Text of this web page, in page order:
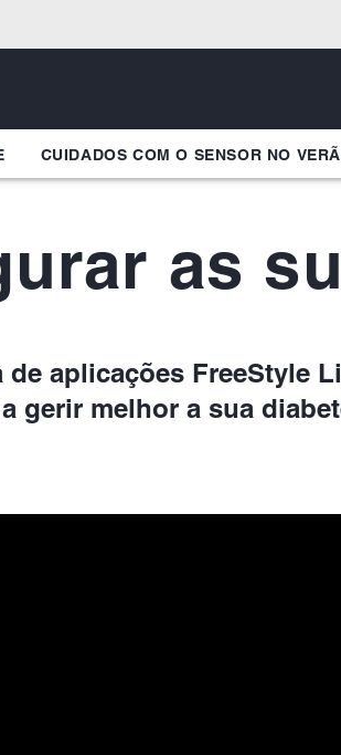
CUIDADOS COM O SENSOR NO
as
aplicações FreeStyle
gerir melhor a sua